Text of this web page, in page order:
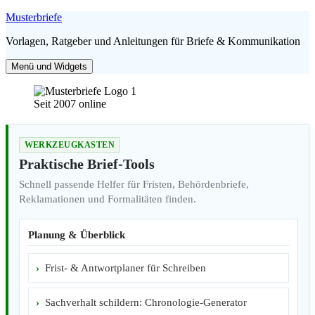
Zum
springen
Musterbriefe
Vorlagen, Ratgeber und Anleitungen für Briefe & Kommunikation
Menü und Widgets
Seit 2007 online
WERKZEUGKASTEN
Praktische Brief-Tools
Schnell passende Helfer für Fristen, Behördenbriefe,
Reklamationen und Formalitäten finden.
Planung & Überblick
Frist- & Antwortplaner für Schreiben
Sachverhalt schildern: Chronologie-Generator